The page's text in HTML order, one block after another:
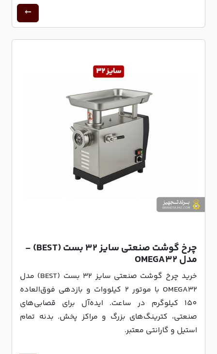
چرخ گوشت صنعتی سایز 32 بست (BEST) -
مدل OMEGA32
خرید چرخ گوشت صنعتی سایز 32 بست (BEST) مدل
OMEGA32 با موتور 2 کیلووات و بازدهی فوق‌العاده
150 کیلوگرم در ساعت. ایده‌آل برای قصابی‌های
صنعتی، کترینگ‌های بزرگ و مراکز پخش. بدنه تمام
استیل و گارانتی معتبر.